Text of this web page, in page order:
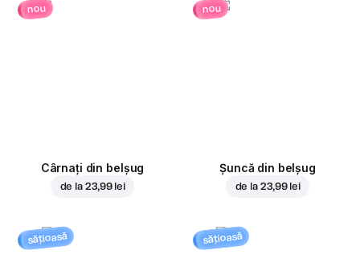
nou
Cârnați din belșug
de la 23,99 lei
nou
Șuncă din belșug
de la 23,99 lei
sățioasă sățioasă